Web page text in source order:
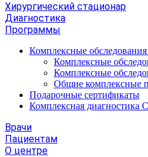
Хирургический стационар
Диагностика
Программы
Комплексные
Комплексные
Комплексные
Общие комплексные
Подарочные сертификаты
Комплексная
Врачи
Пациентам
О центре